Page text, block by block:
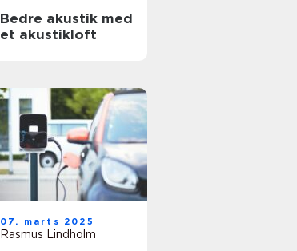
Bedre akustik med
et akustikloft
07. marts 2025
Rasmus Lindholm